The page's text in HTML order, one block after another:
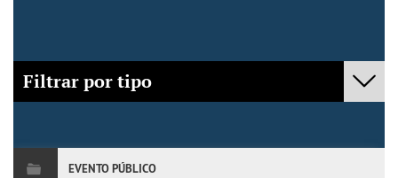
Filtrar por tipo
Policy ForaEVENTO PÚBLICO